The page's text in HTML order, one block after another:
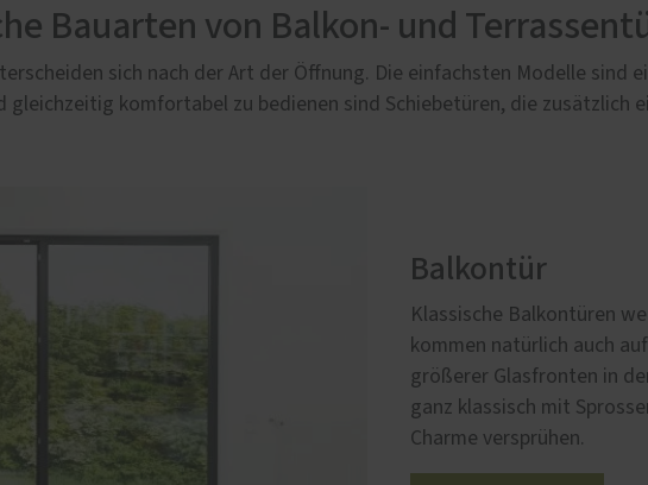
Bauarten von Balkon- und
sich nach der Art der Öffnung. Die einfachsten Modelle
gleichzeitig komfortabel zu bedienen sind Schiebetüren, die zusätzlich
Balkontür
Klassische Balkontüren
kommen natürlich auch
größerer Glasfronten in
ganz klassisch mit
Charme versprühen.